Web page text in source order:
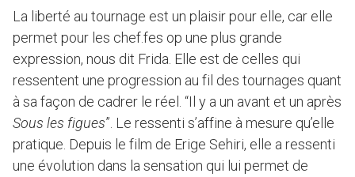
La liberté au tournage est un plaisir pour elle, car elle
permet pour les chef.fes op une plus grande
expression, nous dit Frida. Elle est de celles qui
ressentent une progression au fil des tournages quant
à sa façon de cadrer le réel. “Il y a un avant et un après
Sous les figues”. Le ressenti s’affine à mesure qu’elle
pratique. Depuis le film de Erige Sehiri, elle a ressenti
une évolution dans la sensation qui lui permet de